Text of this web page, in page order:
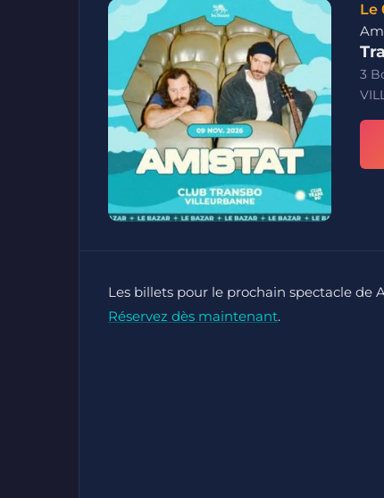
Le
3
Les billets pour le prochain spectacle de
Réservez dès maintenant.